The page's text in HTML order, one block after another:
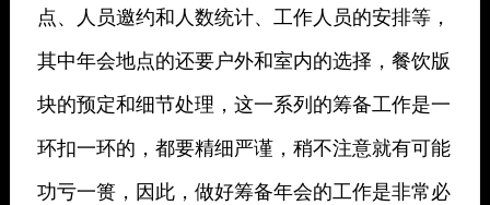
点、人员邀约和人数统计、工作人员的安排等，
其中年会地点的还要户外和室内的选择，餐饮版
块的预定和细节处理，这一系列的筹备工作是一
环扣一环的，都要精细严谨，稍不注意就有可能
功亏一篑，因此，做好筹备年会的工作是非常必